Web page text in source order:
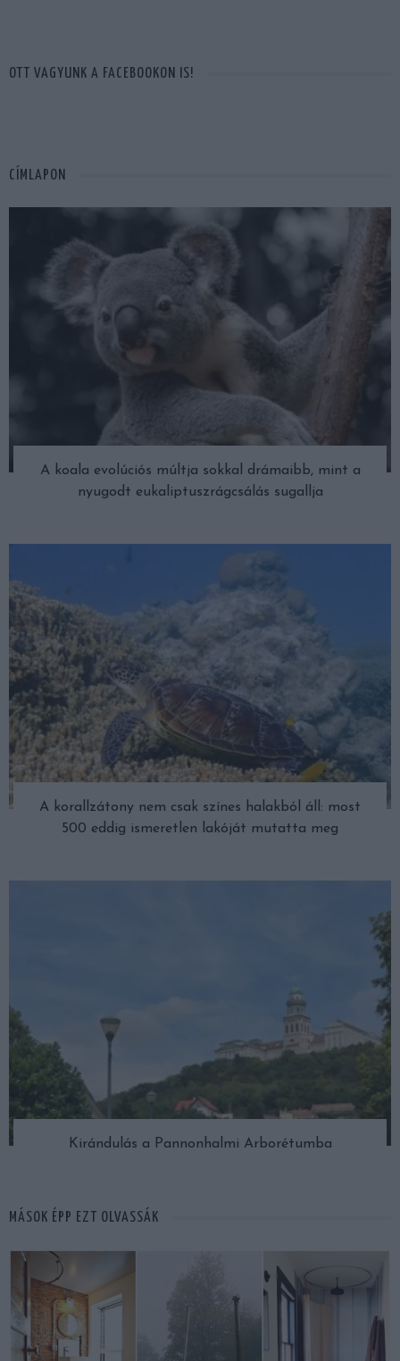
OTT VAGYUNK A FACEBOOKON IS!
CÍMLAPON
A koala evolúciós múltja sokkal drámaibb, mint a
nyugodt eukaliptuszrágcsálás sugallja
A korallzátony nem csak színes halakból áll: most
500 eddig ismeretlen lakóját mutatta meg
Kirándulás a Pannonhalmi Arborétumba
MÁSOK ÉPP EZT OLVASSÁK